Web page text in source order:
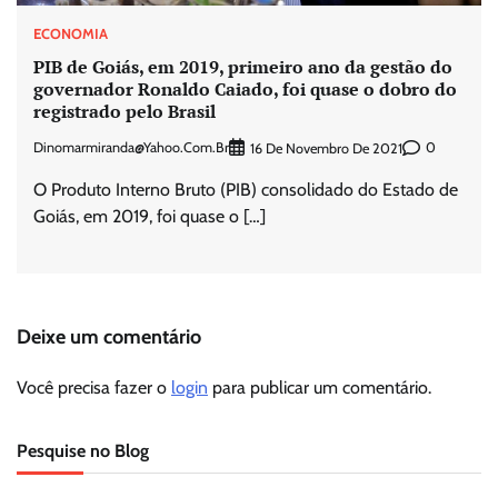
ECONOMIA
PIB de Goiás, em 2019, primeiro ano da gestão do
governador Ronaldo Caiado, foi quase o dobro do
registrado pelo Brasil
Dinomarmiranda@yahoo.com.br 16 De Novembro De 2021 0
O Produto Interno Bruto (PIB) consolidado do Estado de
Goiás, em 2019, foi quase o […]
Deixe um comentário
Você precisa fazer o login para publicar um comentário.
Pesquise no Blog